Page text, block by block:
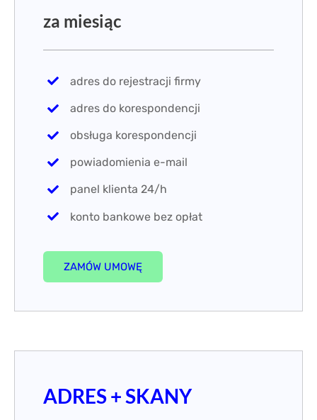
za miesiąc
adres do rejestracji firmy
adres do korespondencji
obsługa korespondencji
powiadomienia e-mail
panel klienta 24/h
konto bankowe bez opłat
ZAMÓW UMOWĘ
ADRES + SKANY